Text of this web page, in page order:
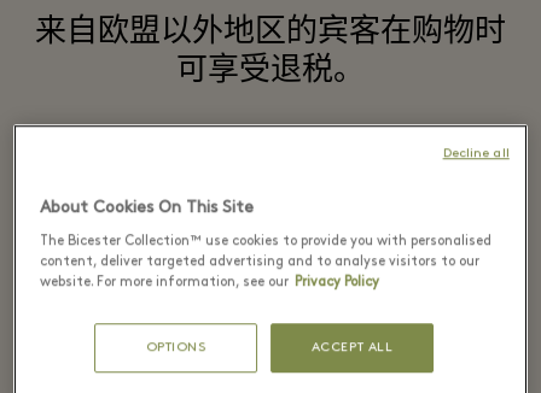
来自欧盟以外地区的宾客在购物时
可享受退税。
在比利时境内购买商品需缴纳增值税
（VAT），作为非欧盟居民，您在购物村
购买的商品可享受最高16%的增值税退
物后三个月内申请退税。
About Cookies On This Site
The Bicester Collection™ use cookies to provide you with personalised
content, deliver targeted advertising and to analyse visitors to our
website. For more information, see our Privacy Policy
OPTIONS ACCEPT ALL
Decline all